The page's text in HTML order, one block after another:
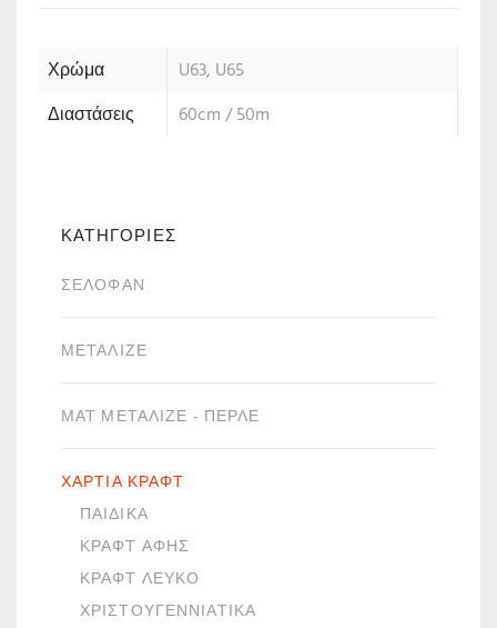
Χρώμα
U63, U65
Διαστάσεις
60cm / 50m
ΚΑΤΗΓΟΡΙΕΣ
ΣΕΛΟΦΆΝ
ΜΕΤΑΛΙΖΈ
ΜΑΤ ΜΕΤΑΛΙΖΈ - ΠΕΡΛΈ
ΧΑΡΤΙΆ ΚΡΑΦΤ
ΠΑΙΔΙΚΆ
ΚΡΑΦΤ ΑΦΗΣ
ΚΡΑΦΤ ΛΕΥΚΌ
ΧΡΙΣΤΟΥΓΕΝΝΙΆΤΙΚΑ